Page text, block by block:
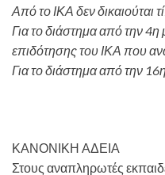
Από το ΙΚΑ δεν δικαιούται
Για το διάστημα από την
επιδότησης του ΙΚΑ που
Για το διάστημα από την
ΚΑΝΟΝΙΚΗ ΑΔΕΙΑ
Στους αναπληρωτές